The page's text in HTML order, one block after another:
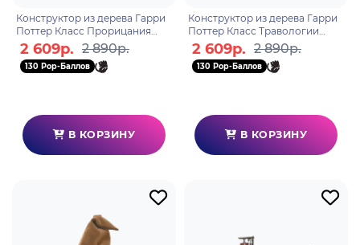
Конструктор из дерева Гарри
Поттер Класс Прорицания
Хогвартс 1625
2 609р. 2 890р.
130 Pop-Баллов
В КОРЗИНУ
Конструктор из дерева Гарри
Поттер Класс Травологии
Хогвартс 1624
2 609р. 2 890р.
130 Pop-Баллов
В КОРЗИНУ